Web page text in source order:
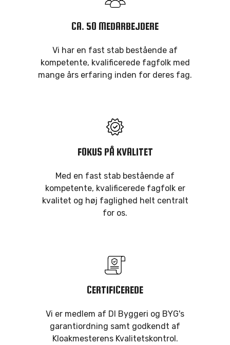
CA. 50 MEDARBEJDERE
Vi har en fast stab bestående af
kompetente, kvalificerede fagfolk med
mange års erfaring inden for deres fag.
FOKUS PÅ KVALITET
Med en fast stab bestående af
kompetente, kvalificerede fagfolk er
kvalitet og høj faglighed helt centralt
for os.
CERTIFICEREDE
Vi er medlem af DI Byggeri og BYG's
garantiordning samt godkendt af
Kloakmesterens Kvalitetskontrol.